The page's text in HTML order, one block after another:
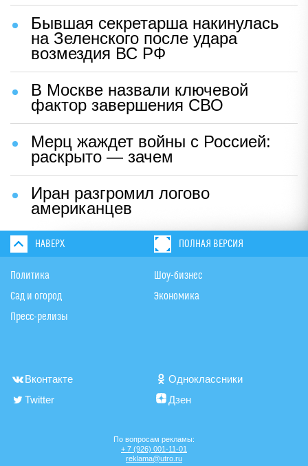
Бывшая секретарша накинулась
на Зеленского после удара
возмездия ВС РФ
В Москве назвали ключевой
фактор завершения СВО
Мерц жаждет войны с Россией:
раскрыто — зачем
Иран разгромил логово
американцев
НАВЕРХ ПОЛНАЯ ВЕРСИЯ
Политика
Сад и огород
Пресс-релизы
Шоу-бизнес
Экономика
Вконтакте
Одноклассники
Twitter
Дзен
По вопросам рекламы:
+ 7 (926) 001-11-01
reklama@utro.ru